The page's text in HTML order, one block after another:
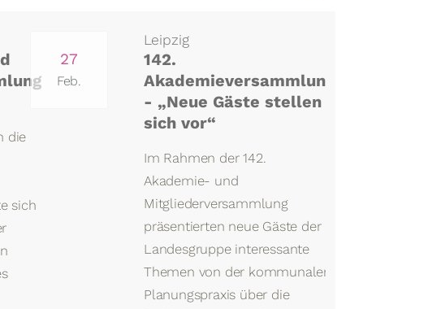
die
sich
27
Feb.
Leipzig
142.
Akademieversammlung
- „Neue Gäste stellen
sich vor“
Im Rahmen der 142.
Akademie- und
Mitgliederversammlung
präsentierten neue Gäste der
Landesgruppe interessante
Themen von der kommunalen
Planungspraxis über die